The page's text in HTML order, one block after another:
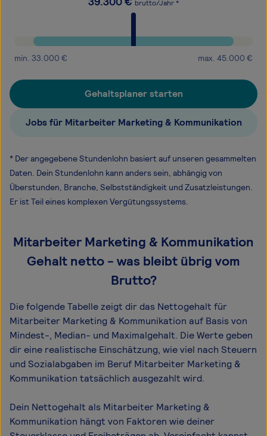
brutto/Jahr *
min. 33.000 € max. 45.000 €
Gehaltsplaner starten
Jobs für Mitarbeiter Marketing & Kommunikation
* Der angegebene Stundenlohn basiert auf unseren gesammelten
Daten. Dein Stundenlohn kann anders sein, abhängig von
Überstunden, Branche, Selbstständigkeit und Zusatzleistungen.
Er ist Teil eines komplexen Vergütungssystems.
Mitarbeiter Marketing & Kommunikation
Gehalt netto - was bleibt übrig vom
Brutto?
Die folgende Tabelle zeigt dir das Netto­gehalt für
Mitarbeiter Marketing & Kommunikation auf Basis von
Mindest-, Median- und Maximal­gehalt. Die Werte geben
dir eine realistische Einschätzung, wie viel nach Steuern
und Sozialabgaben im Beruf Mitarbeiter Marketing &
Kommunikation tatsächlich ausgezahlt wird.
Dein Nettogehalt als Mitarbeiter Marketing &
Kommunikation hängt von Faktoren wie deiner